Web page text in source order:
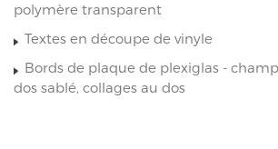
polymère transparent
Textes en découpe de vinyle
Bords de plaque de plexiglas -
dos sablé, collages au dos